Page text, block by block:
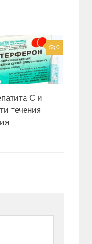
0
С и
течения